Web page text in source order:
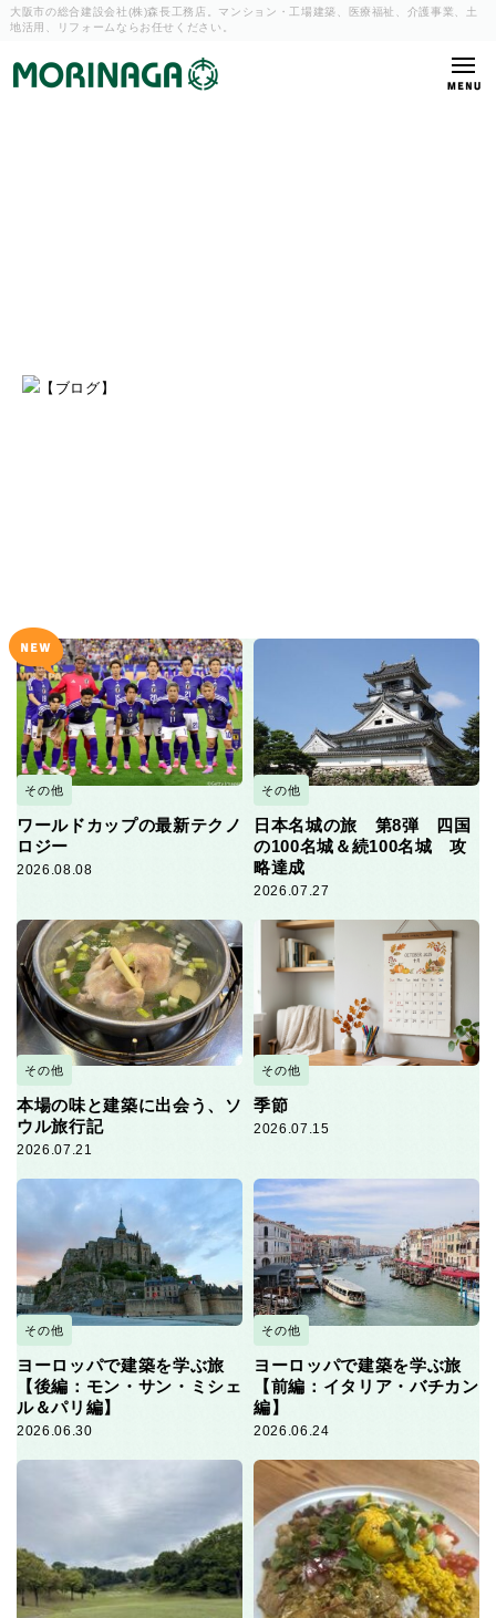
大阪市の総合建設会社(株)森長工務店。マンション・工場建築、
医療福祉、介護事業、土
地活用、リフォームならお任せください。
その他
ワールドカップの最新テクノ
ロジー
2026.08.08
その他
日本名城の旅 第8弾 四国
の100名城＆続100名城 攻
略達成
2026.07.27
その他
本場の味と建築に出会う、ソ
ウル旅行記
2026.07.21
その他
季節
2026.07.15
その他
ヨーロッパで建築を学ぶ旅
【後編：モン・サン・ミシェ
ル＆パリ編】
2026.06.30
その他
ヨーロッパで建築を学ぶ旅
【前編：イタリア・バチカン
編】
2026.06.24